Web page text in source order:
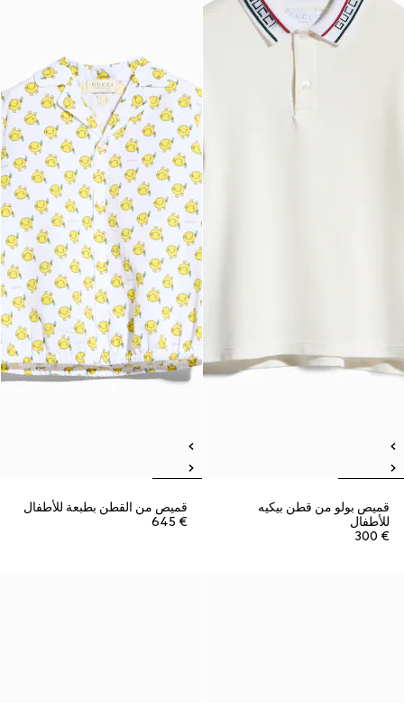
قميص بولو من قطن بيكيه
للأطفال
€ 300
قميص من القطن بطبعة للأطفال
€ 645